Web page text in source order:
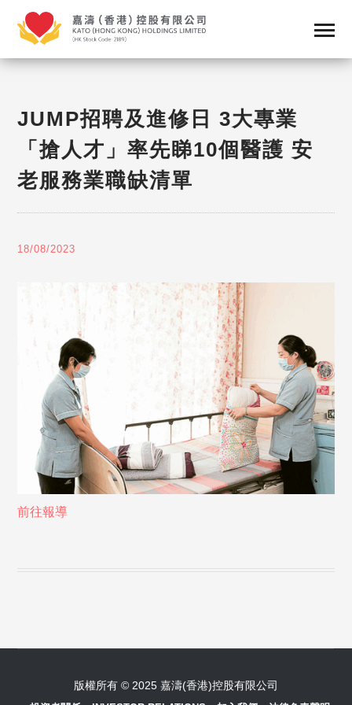
JUMP招聘及進修日 3大專業
「搶人才」率先睇10個醫護 安
老服務業職缺清單
18/08/2023
前往報導
版權所有 © 2025 嘉濤(香港)控股有限公司